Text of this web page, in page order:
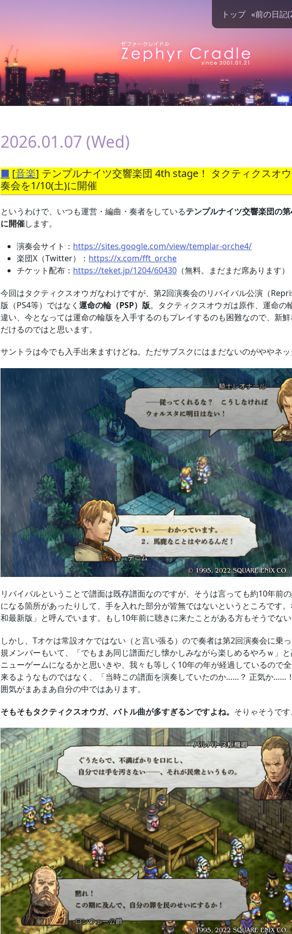
トップ «前の日記
2026.01.07 (Wed)
■ [音楽] テンプルナイツ交響楽団 4th stage！ タクティクスオ
奏会を1/10(土)に開催
というわけで、いつも運営・編曲・奏者をしているテンプルナイツ交響楽団の
に開催します。
演奏会サイト： https://sites.google.com/view/templar-orche4/
楽団X（Twitter）： https://x.com/fft_orche
チケット配布： https://teket.jp/1204/60430 （無料。まだまだ席あります）
今回はタクティクスオウガなわけですが、第2回演奏会のリバイバル公演（
版（PS4等）ではなく 運命の輪（PSP）版。タクティクスオウガは原作、運命の
違い、今となっては運命の輪版を入手するのもプレイするのも困難なので、新
だけるのではと思います。
サントラは今でも入手出来ますけどね。ただサブスクにはまだないのがややネッ
リバイバルということで譜面は既存譜面なのですが、そうは言っても約10年前
になる箇所があったりして、手を入れた部分が皆無ではないというところです
和最新版」と呼んでいます。もし10年前に聴きに来たことがある方もそうでない
しかし、Tオケは常設オケではない（と言い張る）ので奏者は第2回演奏会に乗
規メンバーもいて、「でもまあ同じ譜面だし懐かしみながら楽しめるやろｗ」
ニューゲームになるかと思いきや、我々も等しく10年の年が経過しているので
来るようなものではなく、「当時この譜面を演奏していたのか……？ 正気か……
囲気がまあまあ自分の中ではあります。
そもそもタクティクスオウガ、バトル曲が多すぎるンですよね。 そりゃそうです